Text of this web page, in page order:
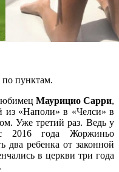
по пунктам.
Маурицио Сарри,
из «Наполи» в «Челси» в
Уже третий раз. Ведь у
(с 2016 года Жоржиньо
два ребенка от законной
в церкви три года